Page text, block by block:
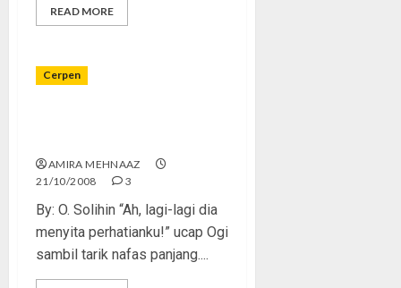
READ MORE
Cerpen
AMIRA MEHNAAZ
21/10/2008
3
By: O. Solihin “Ah, lagi-lagi dia
menyita perhatianku!” ucap Ogi
sambil tarik nafas panjang....